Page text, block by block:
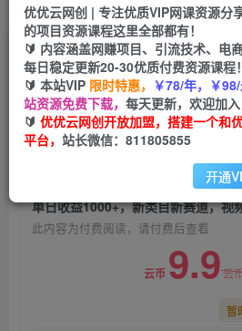
首页 福源网 正文
单日收益1000+，新类目新赛
无脑搬运100%上热门
优优云网创
2年前发布
此内容为付费阅读，请付费后查看
云币 9.9云
暂
优优云网创 | 专注优质VIP网课资源分
的项目资源课程这里全部都有！
🔰 内容涵盖网赚项目、引流技术、电
每日稳定更新20-30优质付费资源课程！
🔰 本站VIP 限时特惠， ￥78/年，￥
站资源免费下载， 每天更新，欢迎加入
🔰 优优云网创开放加盟，搭建一个和
平台， 站长微信：811805855
开通